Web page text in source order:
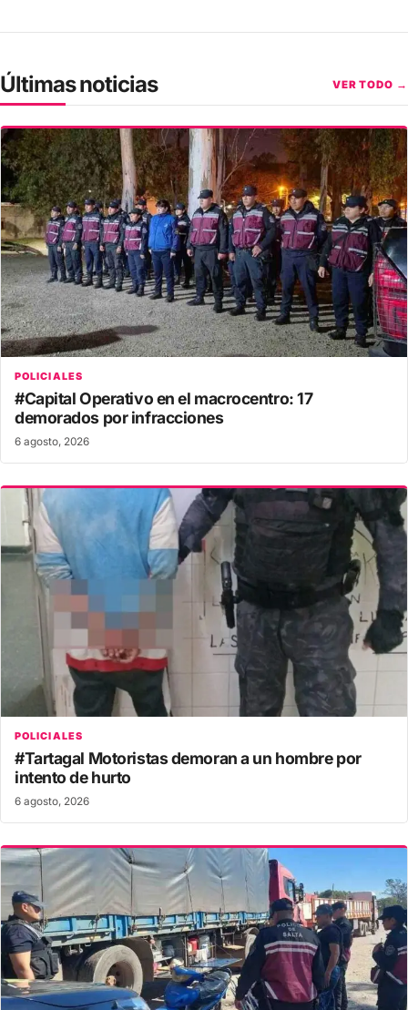
Últimas noticias VER TODO →
POLICIALES
#Capital Operativo en el macrocentro: 17
demorados por infracciones
6 agosto, 2026
POLICIALES
#Tartagal Motoristas demoran a un hombre por
intento de hurto
6 agosto, 2026